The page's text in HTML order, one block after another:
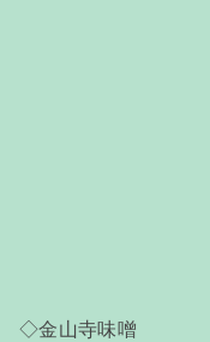
◇金山寺味噌